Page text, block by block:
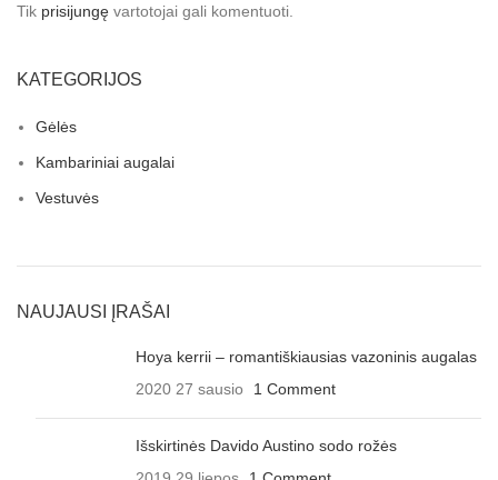
Tik prisijungę vartotojai gali komentuoti.
KATEGORIJOS
Gėlės
Kambariniai augalai
Vestuvės
NAUJAUSI ĮRAŠAI
Hoya kerrii – romantiškiausias vazoninis augalas
2020 27 sausio
1 Comment
Išskirtinės Davido Austino sodo rožės